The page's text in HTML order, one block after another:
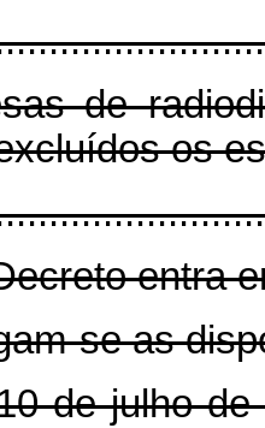
de
os
entra
se as
de julho